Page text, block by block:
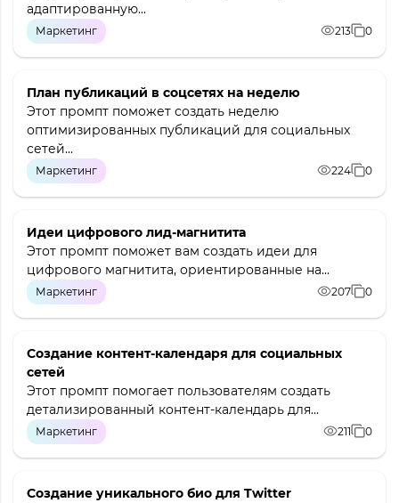
адаптированную...
Маркетинг 213 0
План публикаций в соцсетях на неделю
Этот промпт поможет создать неделю
оптимизированных публикаций для социальных
сетей...
Маркетинг 224 0
Идеи цифрового лид-магнитита
Этот промпт поможет вам создать идеи для
цифрового магнитита, ориентированные на...
Маркетинг 207 0
Создание контент-календаря для социальных
сетей
Этот промпт помогает пользователям создать
детализированный контент-календарь для...
Маркетинг 211 0
Создание уникального био для Twitter